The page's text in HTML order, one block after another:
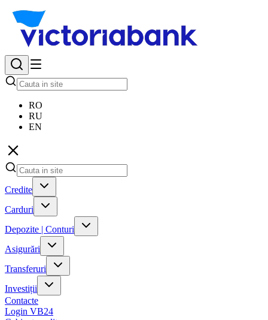
RO
RU
EN
Credite
Carduri
Depozite | Conturi
Asigurări
Transferuri
Investiții
Contacte
Login VB24